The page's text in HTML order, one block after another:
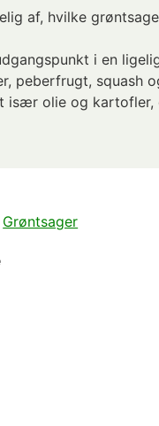
af, hvilke
i en
peberfrugt, squash
især olie og kartofler,
Grøntsager